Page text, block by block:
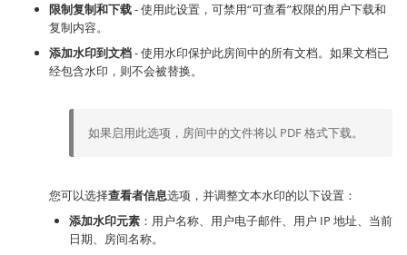
限制复制和下载- 使用此设置，可禁用“可查看”权限的用户下载和
复制内容。
添加水印到文档- 使用水印保护此房间中的所有文档。如果文档已
经包含水印，则不会被替换。
如果启用此选项，房间中的文件将以 PDF 格式下载。
您可以选择查看者信息选项，并调整文本水印的以下设置：
添加水印元素 ：用户名称、用户电子邮件、用户 IP 地址、当前
日期、房间名称。